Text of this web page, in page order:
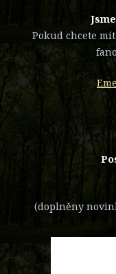
Pokud chcete
(doplněny